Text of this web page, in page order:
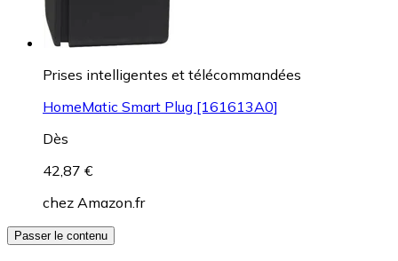
Prises intelligentes et télécommandées
HomeMatic Smart Plug [161613A0]
Dès
42,87 €
chez Amazon.fr
Passer le contenu